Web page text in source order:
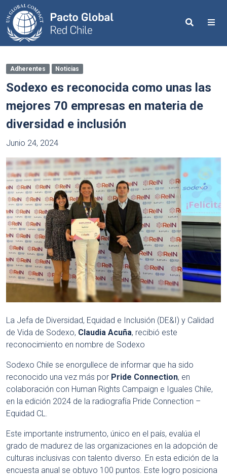
Search
Adherentes Noticias
Sodexo es reconocida como unas las
mejores 70 empresas en materia de
diversidad e inclusión
Junio 24, 2024
La Jefa de Diversidad, Equidad e Inclusión (DE&I) y Calidad
de Vida de Sodexo, Claudia Acuña, recibió este
reconocimiento en nombre de Sodexo
Sodexo Chile se enorgullece de informar que ha sido
reconocido una vez más por Pride Connection, en
colaboración con Human Rights Campaign e Iguales Chile,
en la edición 2024 de la radiografía Pride Connection –
Equidad CL.
Este importante instrumento, único en el país, evalúa el
grado de madurez de las organizaciones en la adopción de
culturas inclusivas con talento diverso. En esta edición de la
encuesta anual se obtuvo 100 puntos. Este logro posiciona